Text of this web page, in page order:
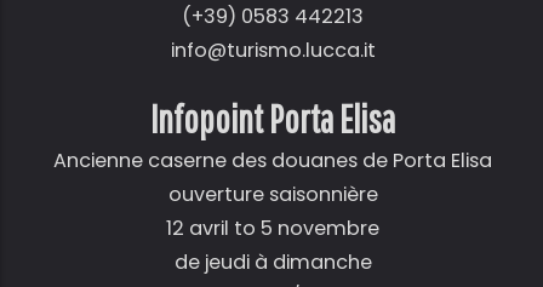
(+39) 0583 442213
info@turismo.lucca.it
Infopoint Porta Elisa
Ancienne caserne des douanes de Porta Elisa
ouverture saisonnière
12 avril to 5 novembre
de jeudi à dimanche